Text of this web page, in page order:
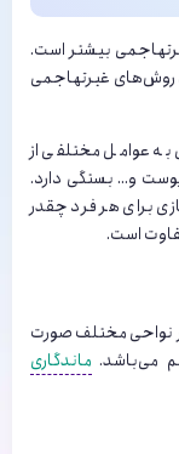
بیشتر است.
روش‌های غیرتهاجمی
عوامل مختلفی از
و… بستگی دارد.
برای هر فرد چقدر
است.
نواحی مختلف صورت
می‌باشد. ماندگاری